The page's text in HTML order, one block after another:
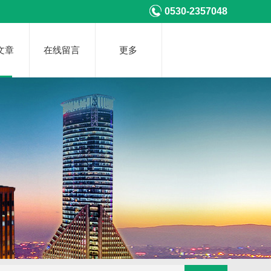
0530-2357048
章 在线留言 更多